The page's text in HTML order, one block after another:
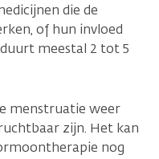
die de
of hun invloed
meestal 2 tot 5
menstruatie weer
zijn. Het kan
nog